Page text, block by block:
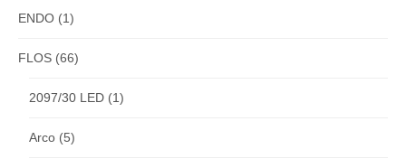
ENDO (1)
FLOS (66)
2097/30 LED (1)
Arco (5)